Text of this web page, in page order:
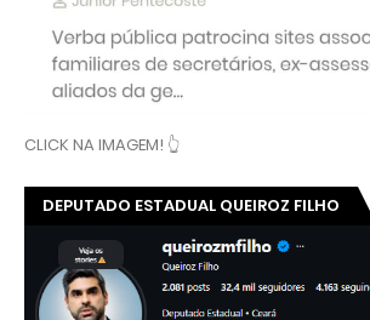
CLICK NA IMAGEM! 👆
DEPUTADO ESTADUAL QUEIROZ FILHO